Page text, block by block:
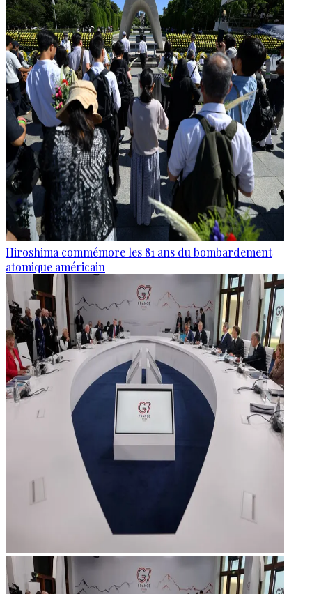
Hiroshima commémore les 81 ans du bombardement
atomique américain